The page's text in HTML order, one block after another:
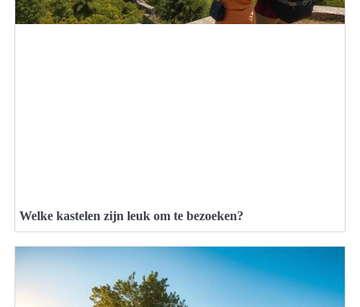
Welke kastelen zijn leuk om te bezoeken?